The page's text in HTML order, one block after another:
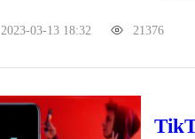
2023-03-13 18:32 21376